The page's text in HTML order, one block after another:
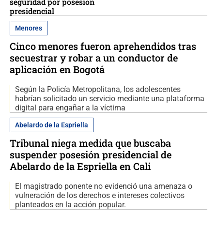
presidencial
Menores
Cinco menores fueron aprehendidos tras
secuestrar y robar a un conductor de
aplicación en Bogotá
Según la Policía Metropolitana, los adolescentes
habrían solicitado un servicio mediante una plataforma
digital para engañar a la víctima
Abelardo de la Espriella
Tribunal niega medida que buscaba
suspender posesión presidencial de
Abelardo de la Espriella en Cali
El magistrado ponente no evidenció una amenaza o
vulneración de los derechos e intereses colectivos
planteados en la acción popular.